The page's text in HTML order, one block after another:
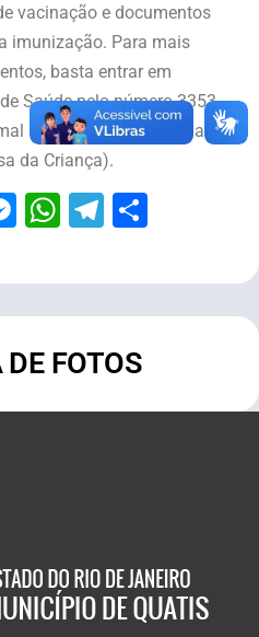
vacinação e documentos
imunização. Para mais
basta entrar em
Saúde pelo número 3353-
1043 ou se dirigir até a
da Criança).
Messenger
WhatsApp
Telegram
FOTOS